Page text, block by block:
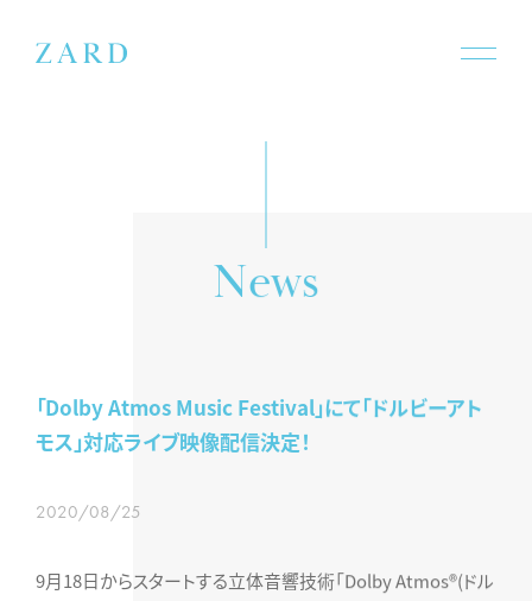
News
「Dolby Atmos Music Festival」にて「ドルビーアト
モス」対応ライブ映像配信決定！
2020/08/25
9月18日からスタートする立体音響技術「Dolby Atmos®(ドル